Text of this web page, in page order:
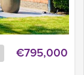
€795,000